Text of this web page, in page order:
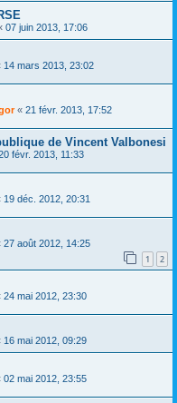
07 juin 2013, 17:06
14 mars 2013, 23:02
« 21 févr. 2013, 17:52
de Vincent Valbonesi
févr. 2013, 11:33
19 déc. 2012, 20:31
27 août 2012, 14:25
1 2
24 mai 2012, 23:30
16 mai 2012, 09:29
02 mai 2012, 23:55